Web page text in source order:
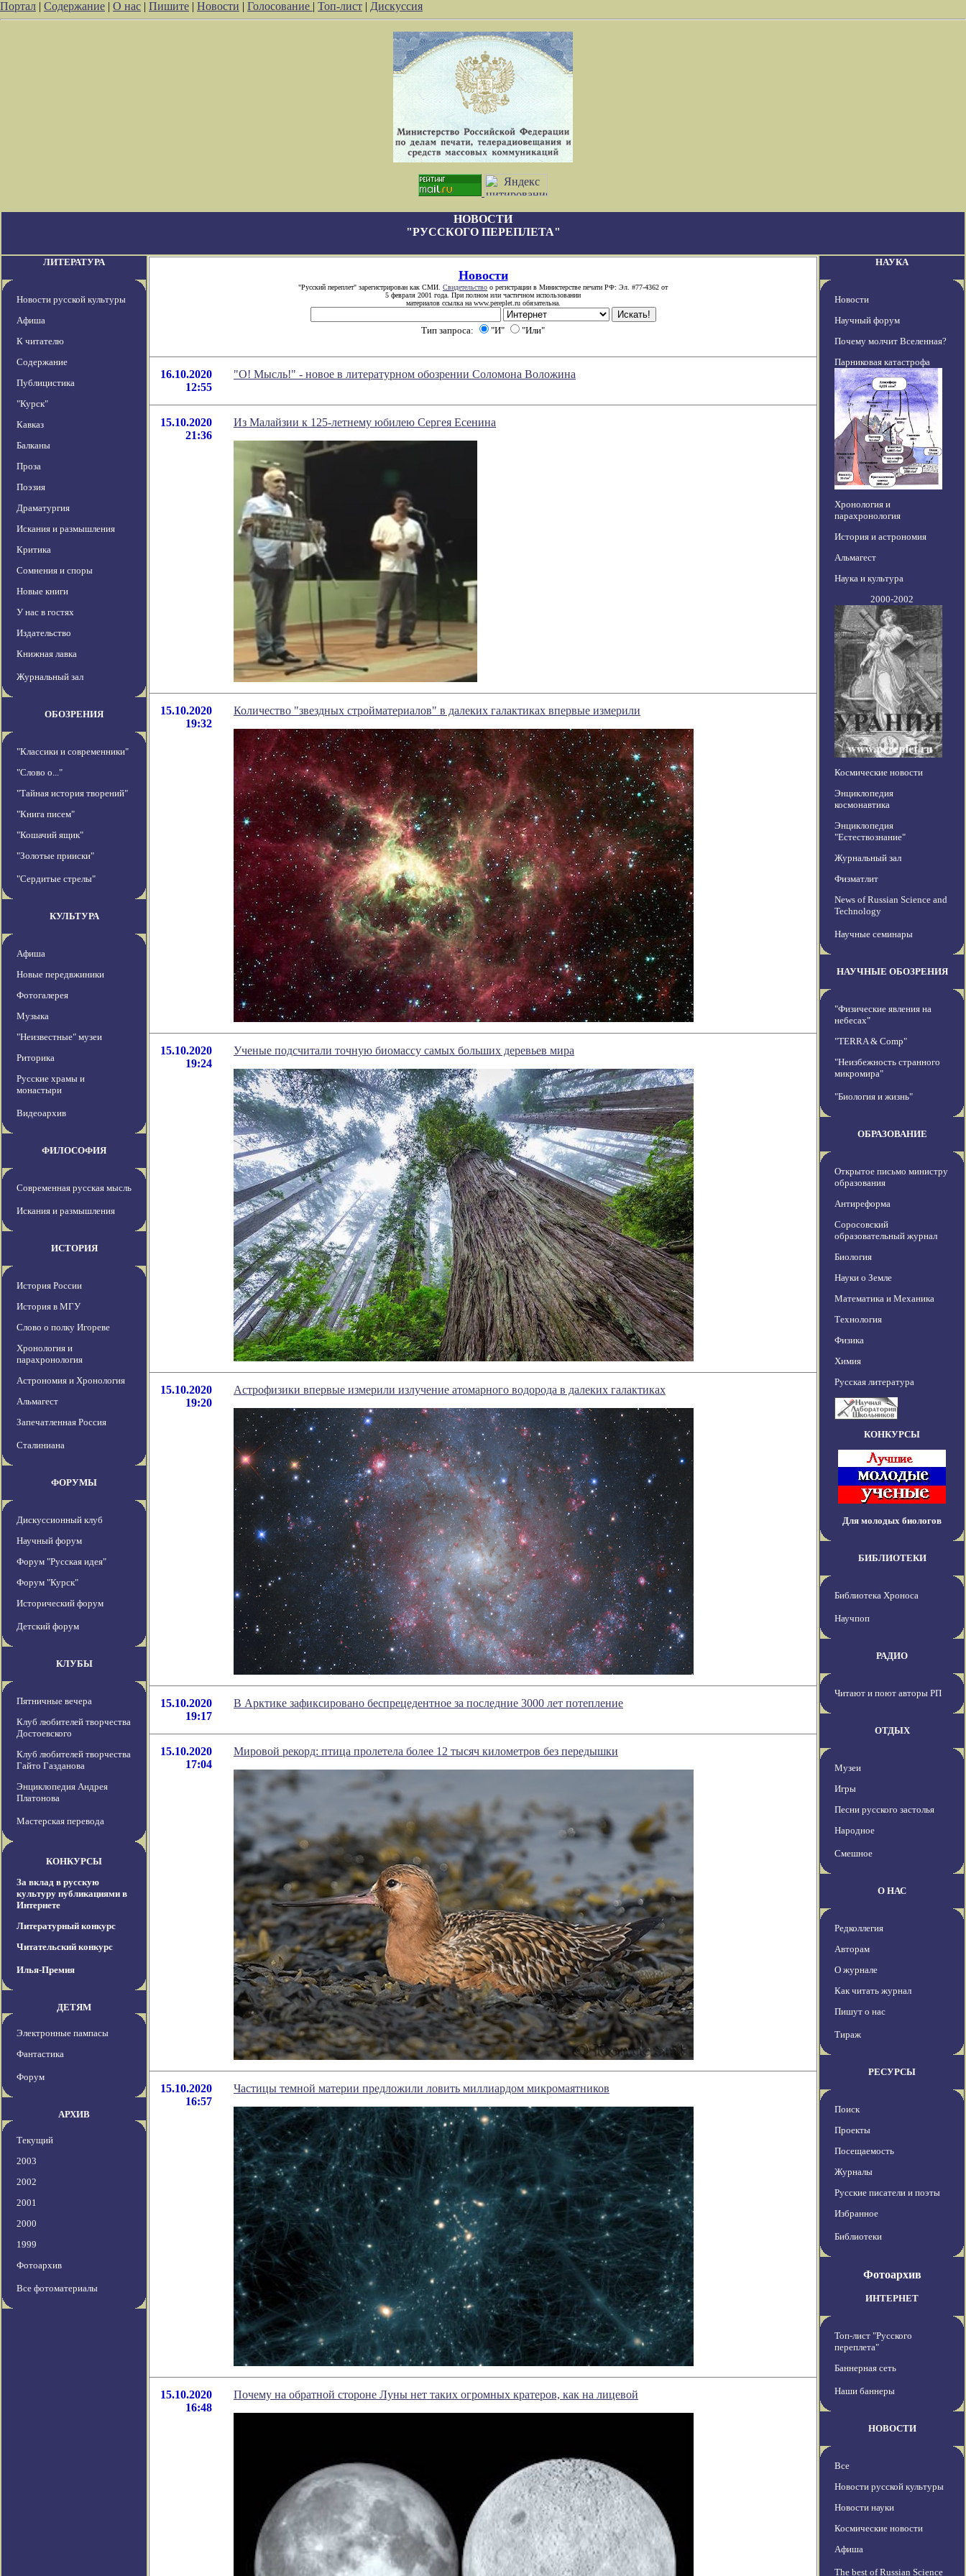
Портал | Содержание | О нас | Пишите | Новости | Голосование | Топ-лист | Дискуссия
НОВОСТИ
"РУССКОГО ПЕРЕПЛЕТА"
ЛИТЕРАТУРА
Новости русской культуры
Афиша
К читателю
Содержание
Публицистика
"Курск"
Кавказ
Балканы
Проза
Поэзия
Драматургия
Искания и размышления
Критика
Сомнения и споры
Новые книги
У нас в гостях
Издательство
Книжная лавка
Журнальный зал
ОБОЗРЕНИЯ
"Классики и современники"
"Слово о..."
"Тайная история творений"
"Книга писем"
"Кошачий ящик"
"Золотые прииски"
"Сердитые стрелы"
КУЛЬТУРА
Афиша
Новые передвжиники
Фотогалерея
Музыка
"Неизвестные" музеи
Риторика
Русские храмы и
монастыри
Видеоархив
ФИЛОСОФИЯ
Современная русская мысль
Искания и размышления
ИСТОРИЯ
История России
История в МГУ
Слово о полку Игореве
Хронология и
парахронология
Астрономия и Хронология
Альмагест
Запечатленная Россия
Сталиниана
ФОРУМЫ
Дискуссионный клуб
Научный форум
Форум "Русская идея"
Форум "Курск"
Исторический форум
Детский форум
КЛУБЫ
Пятничные вечера
Клуб любителей творчества
Достоевского
Клуб любителей творчества
Гайто Газданова
Энциклопедия Андрея
Платонова
Мастерская перевода
КОНКУРСЫ
За вклад в русскую
культуру публикациями в
Интернете
Литературный конкурс
Читательский конкурс
Илья-Премия
ДЕТЯМ
Электронные пампасы
Фантастика
Форум
АРХИВ
Текущий
2003
2002
2001
2000
1999
Фотоархив
Все фотоматериалы
Новости
"Русский переплет" зарегистрирован как СМИ. Свидетельство о регистрации в Министерстве печати РФ: Эл. #77-4362 от
5 февраля 2001 года. При полном или частичном использовании
материалов ссылка на www.pereplet.ru обязательна.
Тип запроса: "И" "Или"
16.10.2020
12:55
"О! Мысль!" - новое в литературном обозрении Соломона Воложина
15.10.2020
21:36
Из Малайзии к 125-летнему юбилею Сергея Есенина
15.10.2020
19:32
Количество "звездных стройматериалов" в далеких галактиках впервые измерили
15.10.2020
19:24
Ученые подсчитали точную биомассу самых больших деревьев мира
15.10.2020
19:20
Астрофизики впервые измерили излучение атомарного водорода в далеких галактиках
15.10.2020
19:17
В Арктике зафиксировано беспрецедентное за последние 3000 лет потепление
15.10.2020
17:04
Мировой рекорд: птица пролетела более 12 тысяч километров без передышки
15.10.2020
16:57
Частицы темной материи предложили ловить миллиардом микромаятников
15.10.2020
16:48
Почему на обратной стороне Луны нет таких огромных кратеров, как на лицевой
НАУКА
Новости
Научный форум
Почему молчит Вселенная?
Парниковая катастрофа
Хронология и
парахронология
История и астрономия
Альмагест
Наука и культура
2000-2002
Космические новости
Энциклопедия
космонавтика
Энциклопедия
"Естествознание"
Журнальный зал
Физматлит
News of Russian Science and
Technology
Научные семинары
НАУЧНЫЕ ОБОЗРЕНИЯ
"Физические явления на
небесах"
"TERRA & Comp"
"Неизбежность странного
микромира"
"Биология и жизнь"
ОБРАЗОВАНИЕ
Открытое письмо министру
образования
Антиреформа
Соросовский
образовательный журнал
Биология
Науки о Земле
Математика и Механика
Технология
Физика
Химия
Русская литература
КОНКУРСЫ
Для молодых биологов
БИБЛИОТЕКИ
Библиотека Хроноса
Научпоп
РАДИО
Читают и поют авторы РП
ОТДЫХ
Музеи
Игры
Песни русского застолья
Народное
Смешное
О НАС
Редколлегия
Авторам
О журнале
Как читать журнал
Пишут о нас
Тираж
РЕСУРСЫ
Поиск
Проекты
Посещаемость
Журналы
Русские писатели и поэты
Избранное
Библиотеки
Фотоархив
ИНТЕРНЕТ
Топ-лист "Русского
переплета"
Баннерная сеть
Наши баннеры
НОВОСТИ
Все
Новости русской культуры
Новости науки
Космические новости
Афиша
The best of Russian Science